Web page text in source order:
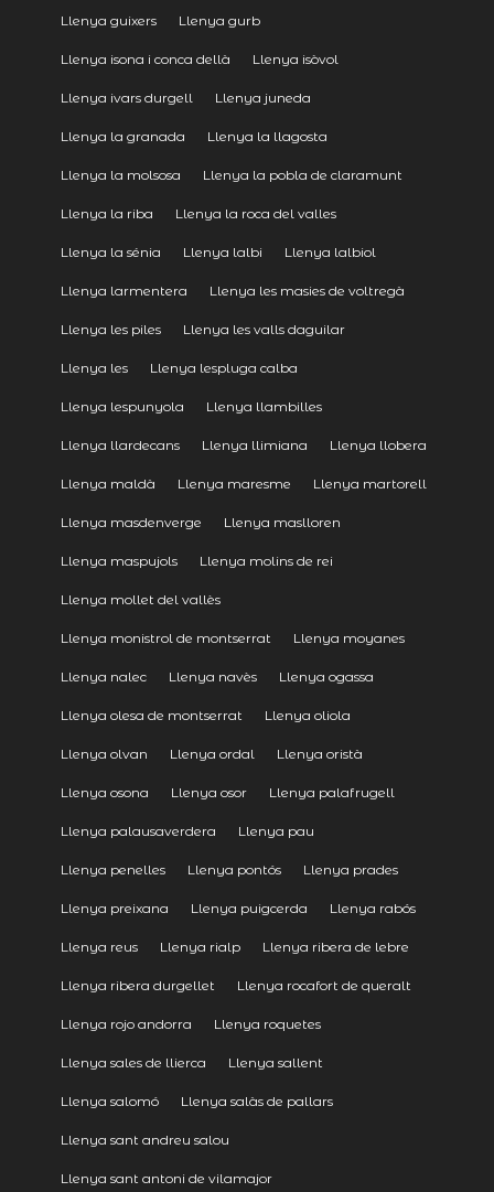
Llenya guixers Llenya gurb
Llenya isona i conca dellà Llenya isòvol
Llenya ivars durgell Llenya juneda
Llenya la granada Llenya la llagosta
Llenya la molsosa Llenya la pobla de claramunt
Llenya la riba Llenya la roca del valles
Llenya la sénia Llenya lalbi Llenya lalbiol
Llenya larmentera Llenya les masies de voltregà
Llenya les piles Llenya les valls daguilar
Llenya les Llenya lespluga calba
Llenya lespunyola Llenya llambilles
Llenya llardecans Llenya llimiana Llenya llobera
Llenya maldà Llenya maresme Llenya martorell
Llenya masdenverge Llenya maslloren
Llenya maspujols Llenya molins de rei
Llenya mollet del vallès
Llenya monistrol de montserrat Llenya moyanes
Llenya nalec Llenya navès Llenya ogassa
Llenya olesa de montserrat Llenya oliola
Llenya olvan Llenya ordal Llenya oristà
Llenya osona Llenya osor Llenya palafrugell
Llenya palausaverdera Llenya pau
Llenya penelles Llenya pontós Llenya prades
Llenya preixana Llenya puigcerda Llenya rabós
Llenya reus Llenya rialp Llenya ribera de lebre
Llenya ribera durgellet Llenya rocafort de queralt
Llenya rojo andorra Llenya roquetes
Llenya sales de llierca Llenya sallent
Llenya salomó Llenya salàs de pallars
Llenya sant andreu salou
Llenya sant antoni de vilamajor